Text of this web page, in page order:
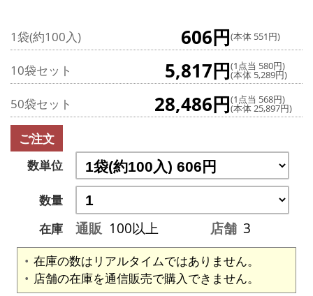
1袋(約100入) 606円(本体 551円)
10袋セット 5,817円(1点当 580円)
(本体 5,289円)
50袋セット 28,486円(1点当 568円)
(本体 25,897円)
ご注文
数単位
数量
在庫
通販 100以上 店舗 3
在庫の数はリアルタイムではありません。
店舗の在庫を通信販売で購入できません。